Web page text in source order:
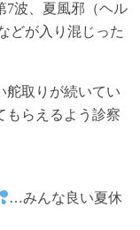
7波、夏風邪（ヘル
どが入り混じった
舵取りが続いてい
もらえるよう診察
…みんな良い夏休